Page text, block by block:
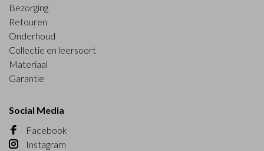
Bezorging
Retouren
Onderhoud
Collectie en leersoort
Materiaal
Garantie
Social Media
Facebook
Instagram